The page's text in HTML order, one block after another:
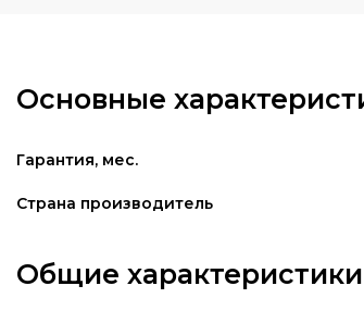
Основные
Гарантия, мес.
Страна производитель
Общие характеристики